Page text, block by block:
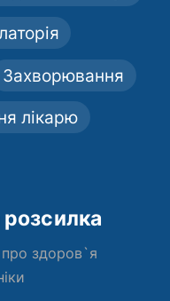
Захворювання
лікарю
про здоров`я